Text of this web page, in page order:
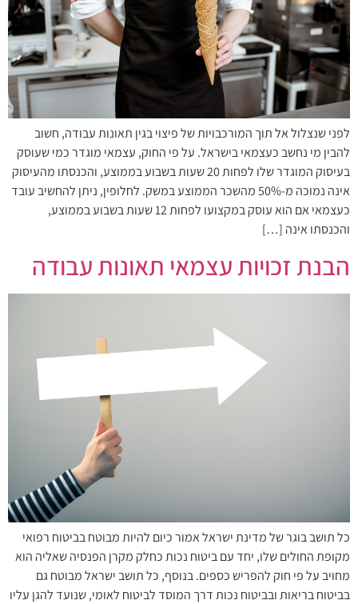
לפני שנצלול אל תוך המורכבויות של פיצוי בגין תאונות עבודה, חשוב
להבין מי נחשב כעצמאי בישראל. על פי החוק, עצמאי מוגדר כמי שעוסק
בעיסוק המוגדר שלו לפחות 20 שעות בשבוע בממוצע, והכנסתו מהעיסוק
אינה נמוכה מ-50% מהשכר הממוצע במשק. לחלופין, ניתן להחשיב עובד
כעצמאי אם הוא עוסק במקצועו לפחות 12 שעות בשבוע בממוצע,
והכנסתו אינה […]
הבנת זכויות עצמאי תאונות עבודה
כל תושב בוגר של מדינת ישראל אמור כיום להיות מבוטח בביטוח רפואי
מקופת החולים שלו, יחד עם ביטוח נכות כחלק מקרן הפנסיה שאליה הוא
מחויב על פי חוק להפריש כספים. בנוסף, כל תושב ישראל מבוטח גם
בביטוח בריאות ובביטוח נכות דרך המוסד לביטוח לאומי, שנועד להגן עליו